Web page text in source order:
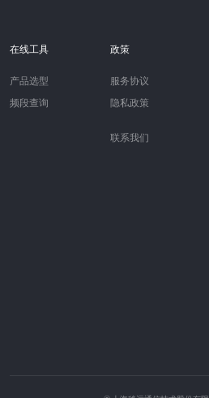
在线工具
产品选型
频段查询
政策
服务协议
隐私政策
联系我们